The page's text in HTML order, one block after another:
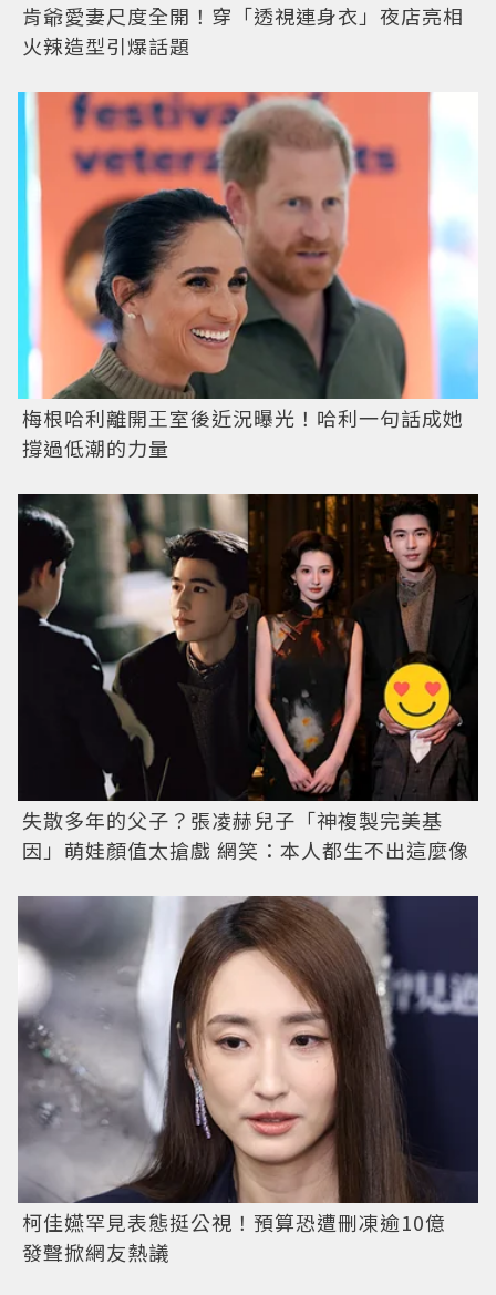
肯爺愛妻尺度全開！穿「透視連身衣」夜店亮相
火辣造型引爆話題
梅根哈利離開王室後近況曝光！哈利一句話成她
撐過低潮的力量
失散多年的父子？張凌赫兒子「神複製完美基
因」萌娃顏值太搶戲 網笑：本人都生不出這麼像
柯佳嬿罕見表態挺公視！預算恐遭刪凍逾10億
發聲掀網友熱議